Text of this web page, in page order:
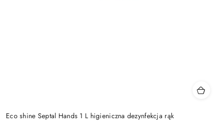
Eco shine Septal Hands 1 L higieniczna dezynfekcja rąk